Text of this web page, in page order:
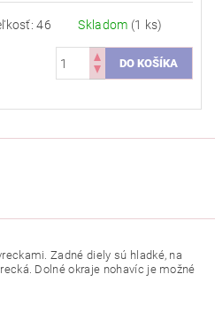
46 Skladom (1 ks)
Zadné diely sú hladké, na
Dolné okraje nohavíc je možné